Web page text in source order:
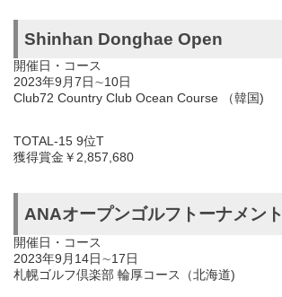
Shinhan Donghae Open
開催日・コース
2023年9月7日∼10日
Club72 Country Club Ocean Course （韓国)
TOTAL-15 9位T
獲得賞金￥2,857,680
ANAオープンゴルフトーナメント
開催日・コース
2023年9月14日∼17日
札幌ゴルフ倶楽部 輪厚コース（北海道)